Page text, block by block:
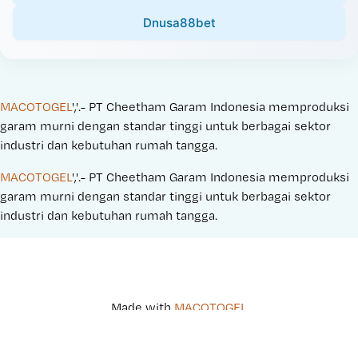
Dnusa88bet
MACOTOGEL','.- PT Cheetham Garam Indonesia memproduksi
garam murni dengan standar tinggi untuk berbagai sektor
industri dan kebutuhan rumah tangga.
MACOTOGEL','.- PT Cheetham Garam Indonesia memproduksi
garam murni dengan standar tinggi untuk berbagai sektor
industri dan kebutuhan rumah tangga.
Made with MACOTOGEL